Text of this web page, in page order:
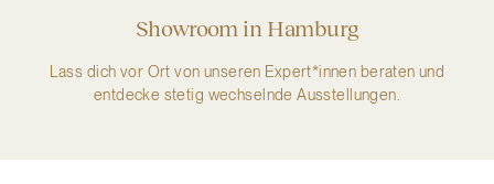
Showroom in Hamburg
Lass dich vor Ort von unseren Expert*innen beraten und
entdecke stetig wechselnde Ausstellungen.